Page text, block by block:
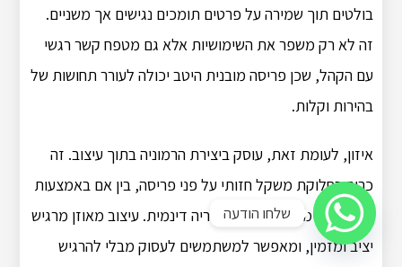
בולטים תוך שמירה על פרטים תומכים נגישים אך משניים.
זה לא רק משפר את השימושיות אלא גם מטפח קשר רגשי
עם הקהל, שכן פריסה מובנית היטב יכולה לעורר תחושות של
בהירות וקלות.
איזון, לעומת זאת, עוסק ביצירת הרמוניה בתוך עיצוב. זה
כרוך בחלוקת משקל חזותי על פני פריסה, בין אם באמצעות
סידורים סימטריים או אסימטריה דינמית. עיצוב מאוזן מרגיש
יציב ומזמין, ומאפשר למשתמשים לעסוק מבלי להרגיש
שלחו הודעה